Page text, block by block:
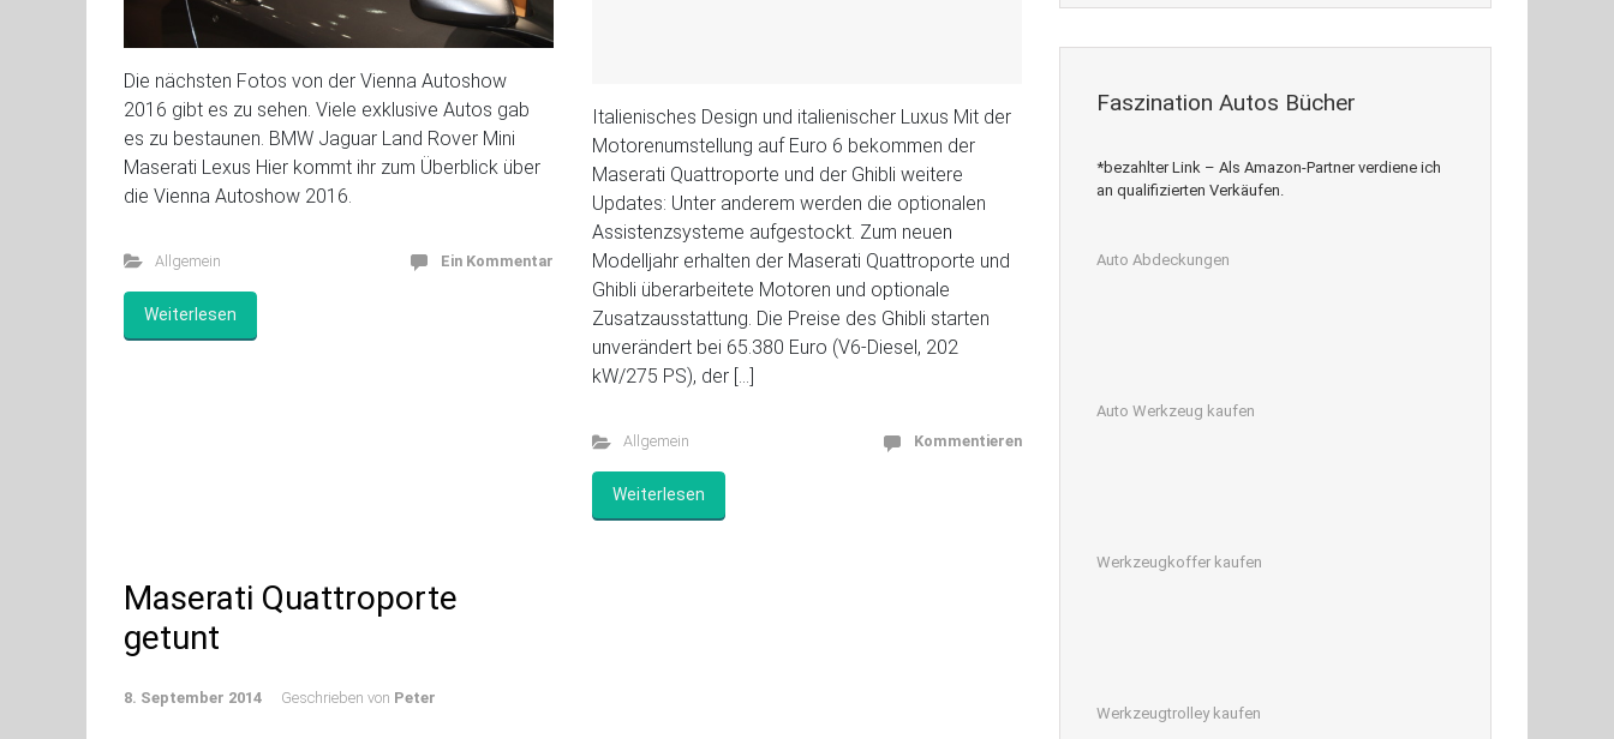
Die nächsten Fotos von der Vienna Autoshow
2016 gibt es zu sehen. Viele exklusive Autos gab
es zu bestaunen. BMW Jaguar Land Rover Mini
Maserati Lexus Hier kommt ihr zum Überblick über
die Vienna Autoshow 2016.
Allgemein Ein Kommentar
Weiterlesen
Italienisches Design und italienischer Luxus Mit der
Motorenumstellung auf Euro 6 bekommen der
Maserati Quattroporte und der Ghibli weitere
Updates: Unter anderem werden die optionalen
Assistenzsysteme aufgestockt. Zum neuen
Modelljahr erhalten der Maserati Quattroporte und
Ghibli überarbeitete Motoren und optionale
Zusatzausstattung. Die Preise des Ghibli starten
unverändert bei 65.380 Euro (V6-Diesel, 202
kW/275 PS), der […]
Allgemein Kommentieren
Weiterlesen
Maserati Quattroporte
getunt
8. September 2014 Geschrieben von Peter
Faszination Autos Bücher
*bezahlter Link – Als Amazon-Partner verdiene ich
an qualifizierten Verkäufen.
Auto Abdeckungen
Auto Werkzeug kaufen
Werkzeugkoffer kaufen
Werkzeugtrolley kaufen